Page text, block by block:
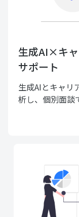
生成AI×キ
サポート
生成AIとキャリ
析し、個別面談